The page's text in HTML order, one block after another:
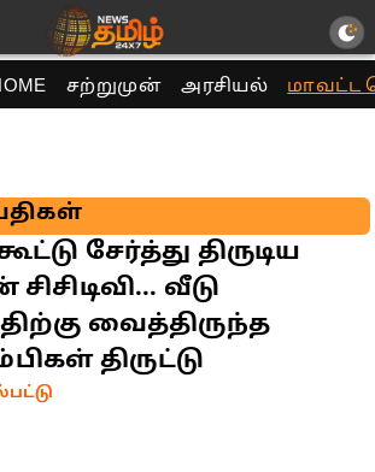
சற்றுமுன் அரசியல் மாவட்ட
சேர்த்து திருடிய
வீடு
வைத்திருந்த
திருட்டு